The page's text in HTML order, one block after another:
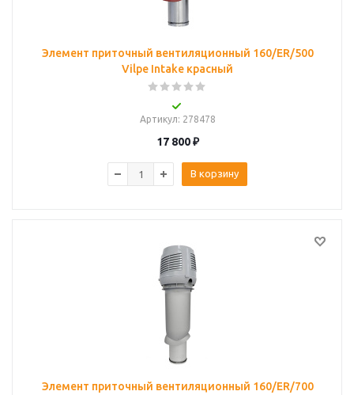
Элемент приточный вентиляционный 160/ER/500
Vilpe Intake красный
Артикул: 278478
17 800₽
В корзину
Элемент приточный вентиляционный 160/ER/700